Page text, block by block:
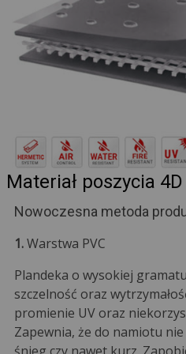
Materiał poszycia
Nowoczesna metoda
1.Warstwa PVC
Plandeka o wysokiej
szczelność oraz
promienie UV oraz
Zapewnia, że do namiotu